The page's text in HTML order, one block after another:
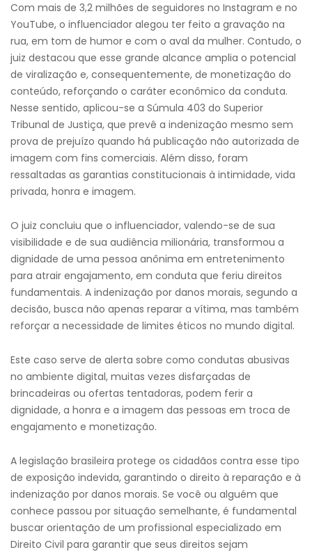
Com mais de 3,2 milhões de seguidores no Instagram e no
YouTube, o influenciador alegou ter feito a gravação na
rua, em tom de humor e com o aval da mulher. Contudo, o
juiz destacou que esse grande alcance amplia o potencial
de viralização e, consequentemente, de monetização do
conteúdo, reforçando o caráter econômico da conduta.
Nesse sentido, aplicou-se a Súmula 403 do Superior
Tribunal de Justiça, que prevê a indenização mesmo sem
prova de prejuízo quando há publicação não autorizada de
imagem com fins comerciais. Além disso, foram
ressaltadas as garantias constitucionais à intimidade, vida
privada, honra e imagem.
O juiz concluiu que o influenciador, valendo-se de sua
visibilidade e de sua audiência milionária, transformou a
dignidade de uma pessoa anônima em entretenimento
para atrair engajamento, em conduta que feriu direitos
fundamentais. A indenização por danos morais, segundo a
decisão, busca não apenas reparar a vítima, mas também
reforçar a necessidade de limites éticos no mundo digital.
Este caso serve de alerta sobre como condutas abusivas
no ambiente digital, muitas vezes disfarçadas de
brincadeiras ou ofertas tentadoras, podem ferir a
dignidade, a honra e a imagem das pessoas em troca de
engajamento e monetização.
A legislação brasileira protege os cidadãos contra esse tipo
de exposição indevida, garantindo o direito à reparação e à
indenização por danos morais. Se você ou alguém que
conhece passou por situação semelhante, é fundamental
buscar orientação de um profissional especializado em
Direito Civil para garantir que seus direitos sejam